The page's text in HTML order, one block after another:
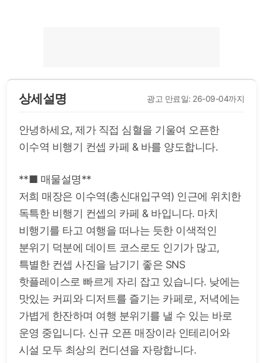
상세설명 광고 만료일: 26-09-04까지
안녕하세요, 제가 직접 심혈을 기울여 오픈한
이수역 비행기 컨셉 카페 & 바를 양도합니다.
**■ 매물설명**
저희 매장은 이수역(총신대입구역) 인근에 위치한
독특한 비행기 컨셉의 카페 & 바입니다. 마치
비행기를 타고 여행을 떠나는 듯한 이색적인
분위기 덕분에 데이트 코스로도 인기가 많고,
특별한 컨셉 사진을 남기기 좋은 SNS
핫플레이스로 빠르게 자리 잡고 있습니다. 낮에는
맛있는 커피와 디저트를 즐기는 카페로, 저녁에는
가볍게 한잔하며 여행 분위기를 낼 수 있는 바로
운영 중입니다. 신규 오픈 매장이라 인테리어와
시설 모두 최상의 컨디션을 자랑합니다.